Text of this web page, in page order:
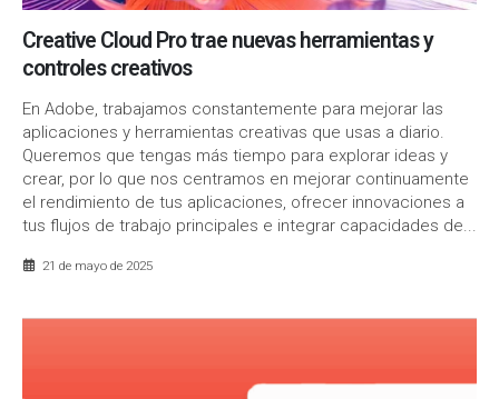
Creative Cloud Pro trae nuevas herramientas y
controles creativos
En Adobe, trabajamos constantemente para mejorar las
aplicaciones y herramientas creativas que usas a diario.
Queremos que tengas más tiempo para explorar ideas y
crear, por lo que nos centramos en mejorar continuamente
el rendimiento de tus aplicaciones, ofrecer innovaciones a
tus flujos de trabajo principales e integrar capacidades de...
21 de mayo de 2025